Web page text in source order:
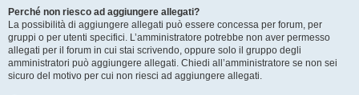
Perché non riesco ad aggiungere allegati?
La possibilità di aggiungere allegati può essere concessa per forum, per
gruppi o per utenti specifici. L’amministratore potrebbe non aver permesso
allegati per il forum in cui stai scrivendo, oppure solo il gruppo degli
amministratori può aggiungere allegati. Chiedi all’amministratore se non sei
sicuro del motivo per cui non riesci ad aggiungere allegati.